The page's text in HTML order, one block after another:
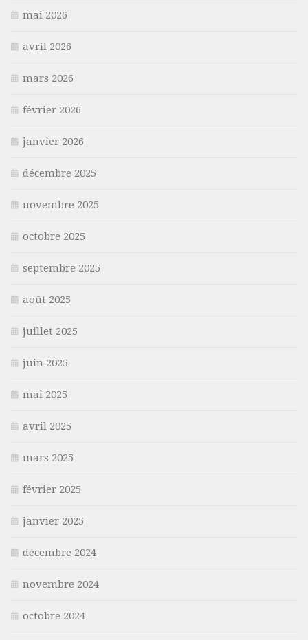
mai 2026
avril 2026
mars 2026
février 2026
janvier 2026
décembre 2025
novembre 2025
octobre 2025
septembre 2025
août 2025
juillet 2025
juin 2025
mai 2025
avril 2025
mars 2025
février 2025
janvier 2025
décembre 2024
novembre 2024
octobre 2024